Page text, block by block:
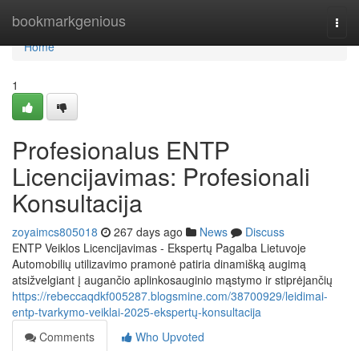
bookmarkgenious
Home
Home
1
Profesionalus ENTP
Licencijavimas: Profesionali
Konsultacija
zoyaimcs805018 267 days ago News
Discuss
ENTP Veiklos Licencijavimas - Ekspertų Pagalba Lietuvoje
Automobilių utilizavimo pramonė patiria dinamišką augimą
atsižvelgiant į augančio aplinkosauginio mąstymo ir stiprėjančių
https://rebeccaqdkf005287.blogsmine.com/38700929/leidimai-
entp-tvarkymo-veiklai-2025-ekspertų-konsultacija
Comments
Who Upvoted